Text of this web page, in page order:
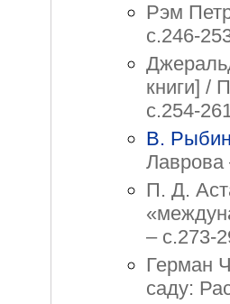
Рэм
с.246-
книги] /
с.254-
В.
Лаврова
П. Д.
– с.273-
Герман
саду: